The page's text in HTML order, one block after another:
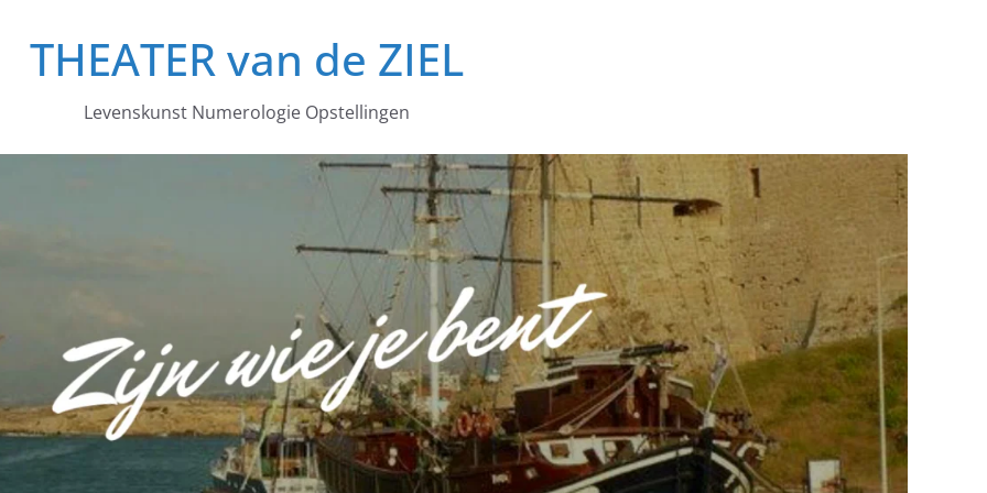
THEATER van de ZIEL
Levenskunst Numerologie Opstellingen